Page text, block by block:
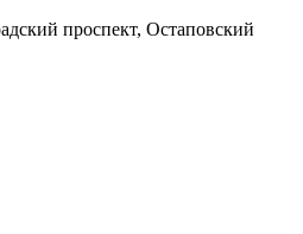
проспект, Остаповский